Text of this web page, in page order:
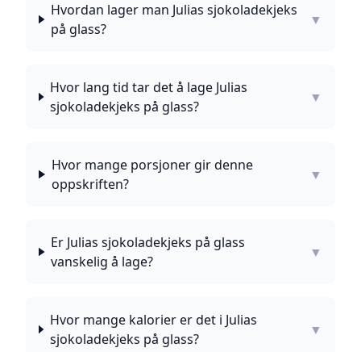
Hvordan lager man Julias sjokoladekjeks
på glass?
▼
Hvor lang tid tar det å lage Julias
sjokoladekjeks på glass?
▼
Hvor mange porsjoner gir denne
oppskriften?
▼
Er Julias sjokoladekjeks på glass
vanskelig å lage?
▼
Hvor mange kalorier er det i Julias
sjokoladekjeks på glass?
▼